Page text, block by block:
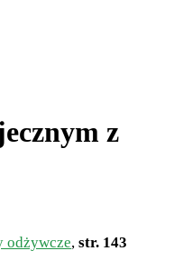
z
odżywcze, str. 143